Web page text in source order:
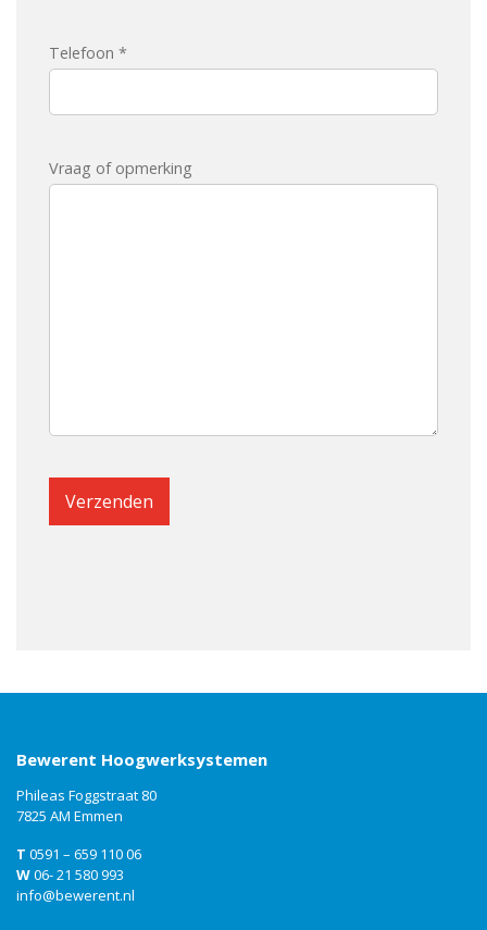
Telefoon *
Vraag of opmerking
Bewerent Hoogwerksystemen
Phileas Foggstraat 80
7825 AM Emmen
T 0591 – 659 110 06
W06- 21 580 993
info@bewerent.nl